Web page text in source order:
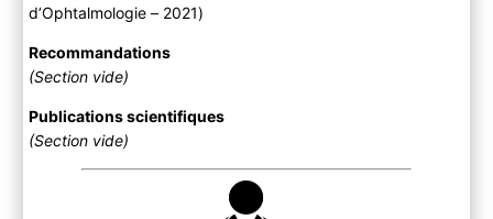
d’Ophtalmologie – 2021)
Recommandations
(Section vide)
Publications scientifiques
(Section vide)